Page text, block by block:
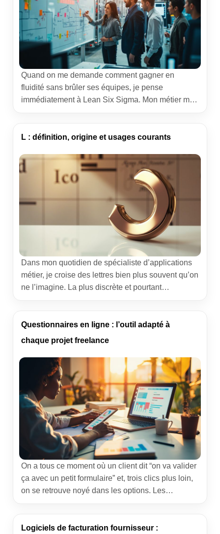
Quand on me demande comment gagner en
fluidité sans brûler ses équipes, je pense
immédiatement à Lean Six Sigma. Mon métier m’a
même quête : délivrer mieux, plus vite, avec moins
éprouvée pour y […]
L : définition, origine et usages courants
Dans mon quotidien de spécialiste d’applications
métier, je croise des lettres bien plus souvent qu’on
ne l’imagine. La plus discrète et pourtant
approche terrain. Derrière une simple initiale, il y a
des unités, des normes, des colonnes […]
Questionnaires en ligne : l’outil adapté à
chaque projet freelance
On a tous ce moment où un client dit “on va valider
ça avec un petit formulaire” et, trois clics plus loin,
on se retrouve noyé dans les options. Les
clients, on teste une offre, on prépare une
Logiciels de facturation fournisseur :